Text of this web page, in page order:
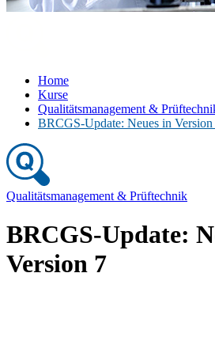
Home
Kurse
Qualitätsmanagement &
BRCGS-Update: Neues in Version
Qualitätsmanagement & Prüftechnik
BRCGS-Update:
Version 7